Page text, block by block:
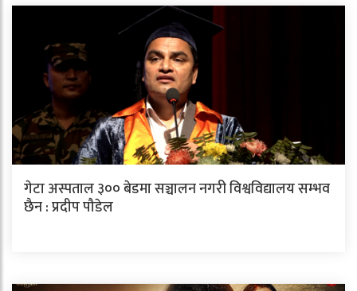
गेटा अस्पताल ३०० बेडमा सञ्चालन नगरी विश्वविद्यालय सम्भव
छैन : प्रदीप पौडेल